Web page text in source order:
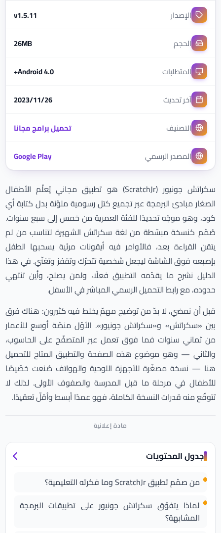
الإصدار v1.5.11
الحجم 26MB
المتطلبات Android 4.0+
آخر تحديث 2023/11/26
التصنيف تحميل برامج مجانا
المصدر الرسمي Google Play
سكراتش جونيور (ScratchJr) هو تطبيق مجاني يُعلّم الأطفال
الصغار مبادئ البرمجة عبر تجميع كتل رسومية ملوّنة بدل كتابة أي
كود، وهو موجّه تحديدًا للفئة العمرية من خمس إلى سبع سنوات.
صُمّم كنسخة مبسّطة من لغة سكراتش الشهيرة لتناسب من لم
يتقن القراءة بعد، فالأوامر فيه أيقونات مرئية يسحبها الطفل
بإصبعه فوق الشاشة ليجعل شخصية تتحرّك وتقفز وتغنّي. في هذا
الدليل نشرح ما يقدّمه التطبيق فعلًا، ولمن يصلح، وأين تنتهي
حدوده، مع رابط التحميل الرسمي المباشر في الأسفل.
قبل أن نمضي، لا بدّ من توضيح مهمّ يخلط فيه كثيرون: هناك فرق
بين «سكراتش» و«سكراتش جونيور». الأوّل منصّة أوسع للأعمار
من ثماني سنوات فما فوق تعمل عبر المتصفّح على الحاسوب،
والثاني — وهو موضوع هذه الصفحة والتطبيق المتاح للتحميل
هنا — نسخة مصغّرة للأجهزة اللوحية والهواتف صُنعت خصّيصًا
للأطفال في مرحلة ما قبل المدرسة والصفوف الأولى. لذلك لا
تتوقّع منه قدرات النسخة الكاملة، فهو عمدًا أبسط وأقلّ تعقيدًا.
جدول المحتويات
من صمّم تطبيق ScratchJr وما فكرته التعليمية؟
لماذا يتفوّق سكراتش جونيور على تطبيقات البرمجة
المشابهة؟